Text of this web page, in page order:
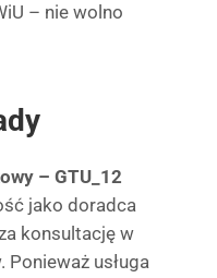
– nie wolno
– GTU_12
jako doradca
konsultację w
usługa